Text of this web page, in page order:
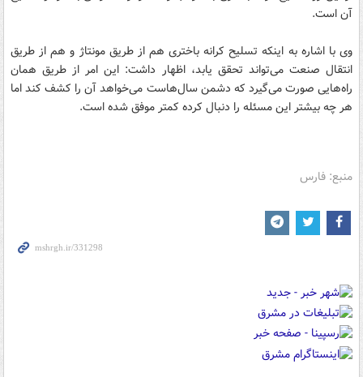
آن است.
وی با اشاره به اینکه تسلیح کرانه باختری هم از طریق مونتاژ و هم از طریق
انتقال صنعت می‌تواند تحقق یابد، اظهار داشت: این امر از طریق همان
راه‌هایی صورت می‌گیرد که دشمن سال‌هاست می‌خواهد آن را کشف کند اما
هر چه بیشتر این مسئله را دنبال کرده کمتر موفق شده است.
منبع: فارس